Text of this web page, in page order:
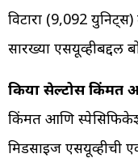
विटारा (9,092
सारख्या
किया सेल्टोस किंमत
किंमत आणि
मिडसाइज एसयूव्हीची